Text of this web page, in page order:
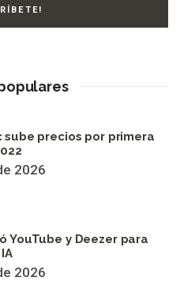
sube precios por primera
2026
YouTube y Deezer para
2026